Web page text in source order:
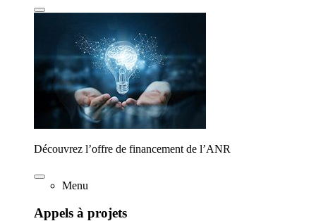
Découvrez l’offre de financement de l’ANR
Menu
Appels à projets